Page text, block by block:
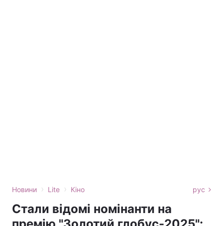
Новини › Lite › Кіно рус
Стали відомі номінанти на